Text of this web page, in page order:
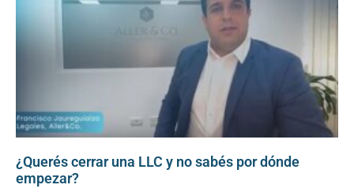
¿Querés cerrar una LLC y no sabés por dónde
empezar?